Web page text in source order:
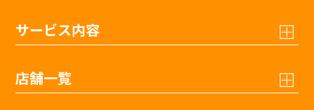
サービス内容
店舗一覧